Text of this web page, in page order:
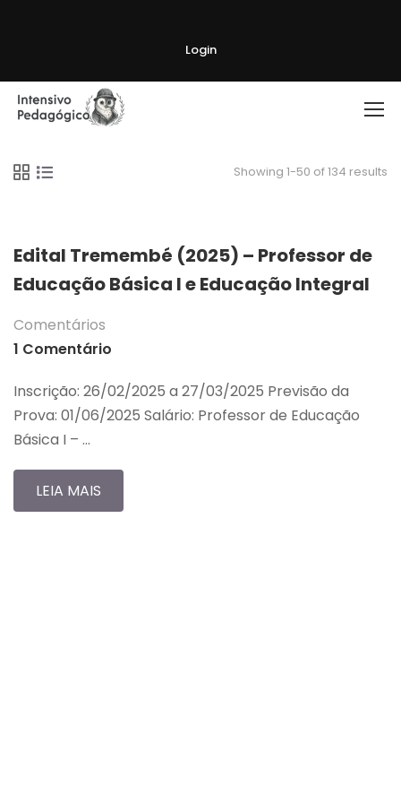
Login
Showing 1-50 of 134 results
Edital Tremembé (2025) – Professor de
Educação Básica I e Educação Integral
Comentários
1 Comentário
Inscrição: 26/02/2025 a 27/03/2025 Previsão da
Prova: 01/06/2025 Salário: Professor de Educação
Básica I – …
LEIA MAIS